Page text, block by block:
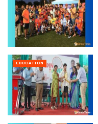
EDUCATION